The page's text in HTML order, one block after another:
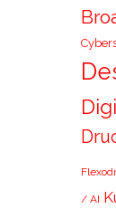
/ AI